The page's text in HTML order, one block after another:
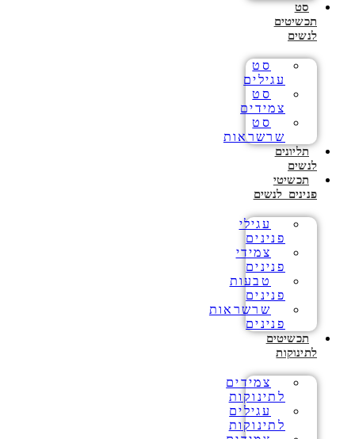
סט
תכשיטים
לנשים
סט
עגילים
סט
צמידים
סט
שרשראות
תליונים
לנשים
תכשיטי
פנינים לנשים
עגילי
פנינים
צמידי
פנינים
טבעות
פנינים
שרשראות
פנינים
תכשיטים
לתינוקות
צמידים
לתינוקות
עגילים
לתינוקות